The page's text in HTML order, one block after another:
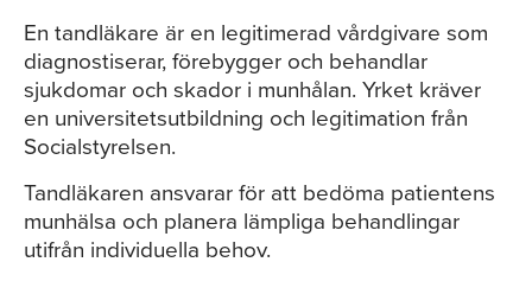
En tandläkare är en legitimerad vårdgivare som
diagnostiserar, förebygger och behandlar
sjukdomar och skador i munhålan. Yrket kräver
en universitetsutbildning och legitimation från
Socialstyrelsen.
Tandläkaren ansvarar för att bedöma patientens
munhälsa och planera lämpliga behandlingar
utifrån individuella behov.